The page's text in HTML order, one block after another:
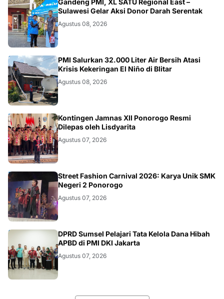
JATIM
Gandeng PMI, XL SATU Regional East –
Sulawesi Gelar Aksi Donor Darah Serentak
Agustus 08, 2026
BLITAR
PMI Salurkan 32.000 Liter Air Bersih Atasi
Krisis Kekeringan El Niño di Blitar
Agustus 08, 2026
JATIM
Kontingen Jamnas XII Ponorogo Resmi
Dilepas oleh Lisdyarita
Agustus 07, 2026
JATIM
Street Fashion Carnival 2026: Karya Unik SMK
Negeri 2 Ponorogo
Agustus 07, 2026
ANEWS
DPRD Sumsel Pelajari Tata Kelola Dana Hibah
APBD di PMI DKI Jakarta
Agustus 07, 2026